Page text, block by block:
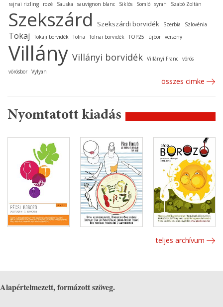
rajnai rizling
rozé Sauska sauvignon blanc Siklós Somló syrah Szabó Zoltán
Szekszárd Szekszárdi borvidék Szerbia Szlovénia
Tokaj Tokaji borvidék Tolna Tolnai borvidék TOP25 újbor verseny
Villány Villányi borvidék Villányi Franc vörös
vörösbor Vylyan
összes cimke
Nyomtatott kiadás
teljes archívum
Alapértelmezett, formázott szöveg.